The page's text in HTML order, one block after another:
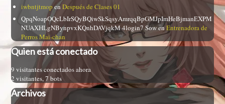
iwbntjtmopenDespués de Clases 01
QpqNoapOQcLbIrSQyBQiwSkSqsyAmrqqBpGMJpImHeBjmanEXPM
NUAXHLgNBynpvxKQnhDAVjqkM 4login7 SowenEntrenadora de
Perros Mai-chan
Quien está conectado
9 visitantes conectados ahora
2 visitantes,7 bots
Archivos